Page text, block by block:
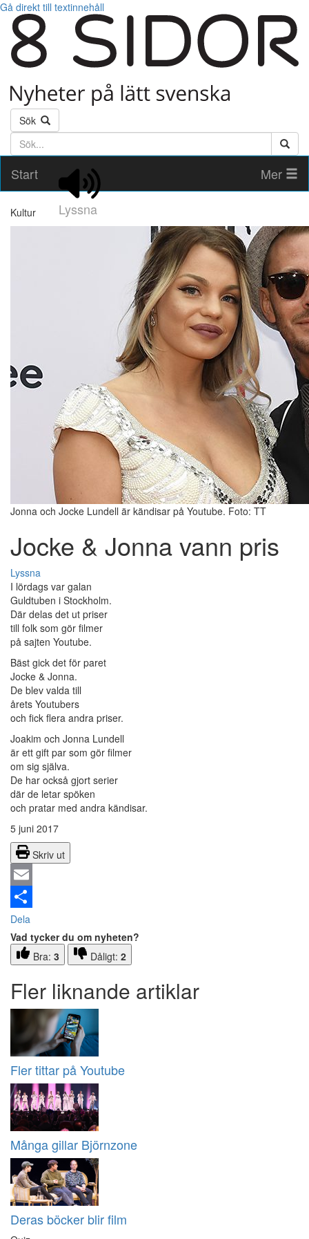
Gå direkt till textinnehåll
Sök
Söktext
Start
Lyssna
Mer
Kultur
Jonna och Jocke Lundell är kändisar på Youtube. Foto: TT
Jocke & Jonna vann pris
Lyssna
I lördags var galan
Guldtuben i Stockholm.
Där delas det ut priser
till folk som gör filmer
på sajten Youtube.
Bäst gick det för paret
Jocke & Jonna.
De blev valda till
årets Youtubers
och fick flera andra priser.
Joakim och Jonna Lundell
är ett gift par som gör filmer
om sig själva.
De har också gjort serier
där de letar spöken
och pratar med andra kändisar.
5 juni 2017
Skriv ut
Email
Dela
Vad tycker du om nyheten?
Bra: 3 Dåligt: 2
Fler liknande artiklar
Fler tittar på Youtube
Många gillar Björnzone
Deras böcker blir film